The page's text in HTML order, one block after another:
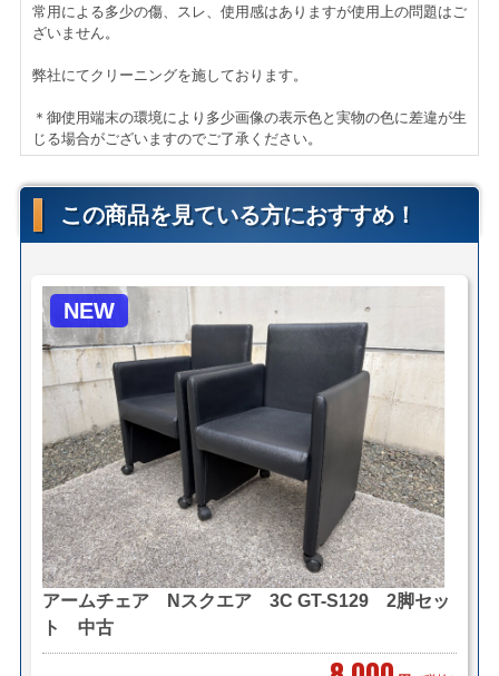
＜自社便＞
＊神奈川、首都圏対応
横浜市内 1,100円から（軒先渡し ＊簡単な搬入可）
東京都内 5,500円から
す。
自社便についてはこちら
＜送料例＞
■横浜市内 1台 ￥1,100～（自社便・軒先渡し＊要お
客様搬入）
1台 ￥2,200～（自社便・搬入設置/1階又
はEV有り）
＊区により異なります。
■東京23区 1台 ￥5,500～（自社便・軒先渡し＊要お
客様搬入）
1台 ￥8,800～（自社便・搬入設置/1階又
はEV有り）
＊複数商品の同時配送も可能です。
＊複数（他商品含む）ご購入の場合は同梱等、最良の方
常用による多少の傷、スレ、使用感はありますが使用上の問題はご
ざいません。
弊社にてクリーニングを施しております。
＊御使用端末の環境により多少画像の表示色と実物の色に差違が生
じる場合がございますのでご了承ください。
この商品を見ている方におすすめ！
NEW
アームチェア Nスクエア 3C GT-S129 2脚セッ
ト 中古